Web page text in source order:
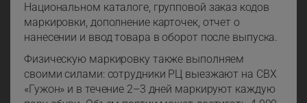
Национальном каталоге, групповой заказ кодов
маркировки, дополнение карточек, отчет о
нанесении и ввод товара в оборот после выпуска.
Физическую маркировку также выполняем
своими силами: сотрудники РЦ выезжают на СВХ
«Гужон» и в течение 2–3 дней маркируют каждую